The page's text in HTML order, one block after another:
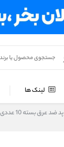
لینک ها
پد ضد عرق بسته 10 عددی (5 جفت)